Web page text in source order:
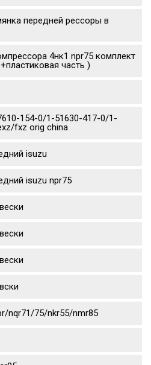
передней рессоры в
4нк1 npr75 комплект
часть )
154-0/1-51630-417-0/1-
fxz orig china
isuzu
isuzu npr75
nqr71/75/nkr55/nmr85